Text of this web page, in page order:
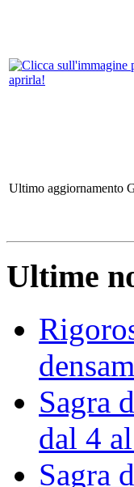
Ultimo aggiornamento
Ultime
Sagra
dal 4
Sagra